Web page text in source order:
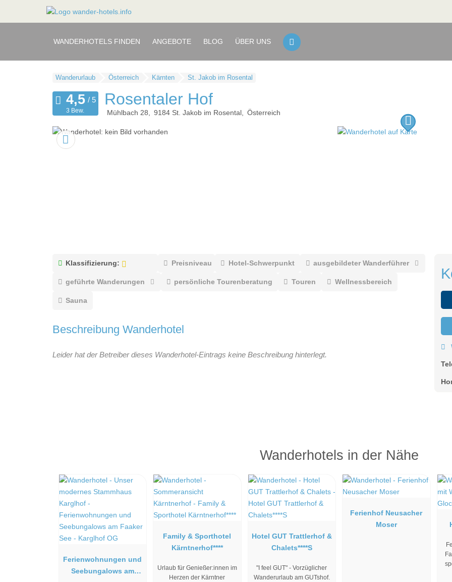
WANDERHOTELS FINDEN ANGEBOTE BLOG ÜBER UNS
Wanderurlaub Österreich Kärnten St. Jakob im Rosental
Rosentaler Hof
Mühlbach 28 9184 St. Jakob im Rosental Österreich
3 Bew.
Klassifizierung: Preisniveau Hotel-Schwerpunkt ausgebildeter Wanderführer
geführte Wanderungen persönliche Tourenberatung Touren Wellnessbereich
Sauna
Beschreibung Wanderhotel
Leider hat der Betreiber dieses Wanderhotel-Eintrags keine Beschreibung hinterlegt.
Wanderhotels in der Nähe
Ferienwohnungen und
Seebungalows am
Family & Sporthotel
Kärntnerhof****
Urlaub für Genießer:innen im
Herzen der Kärntner
Hotel GUT Trattlerhof &
Chalets****S
"I feel GUT" - Vorzüglicher
Wanderurlaub am GUTshof.
Ferienhof Neusacher
Moser